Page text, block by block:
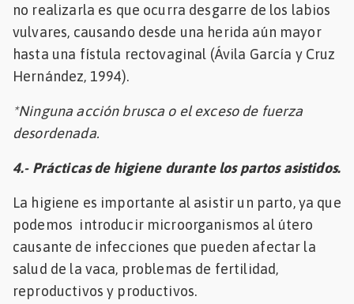
no realizarla es que ocurra desgarre de los labios
vulvares, causando desde una herida aún mayor
hasta una fístula rectovaginal (Ávila García y Cruz
Hernández, 1994).
*Ninguna acción brusca o el exceso de fuerza
desordenada.
4.- Prácticas de higiene durante los partos asistidos.
La higiene es importante al asistir un parto, ya que
podemos introducir microorganismos al útero
causante de infecciones que pueden afectar la
salud de la vaca, problemas de fertilidad,
reproductivos y productivos.